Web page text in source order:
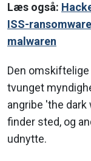
Læs også:
ISS-
malwaren
Den
tvunget
angribe 'the
finder sted, og
udnytte.